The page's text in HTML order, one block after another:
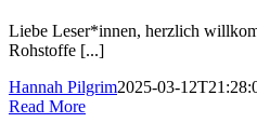
Liebe Leser*innen, herzlich
Rohstoffe [...]
Hannah Pilgrim2025-03-
Read More